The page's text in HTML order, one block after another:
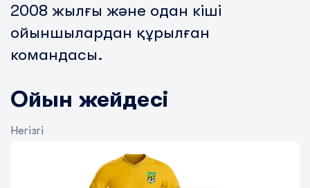
2008 жылғы және одан кіші
ойыншылардан құрылған
командасы.
Ойын жейдесі
Негізгі